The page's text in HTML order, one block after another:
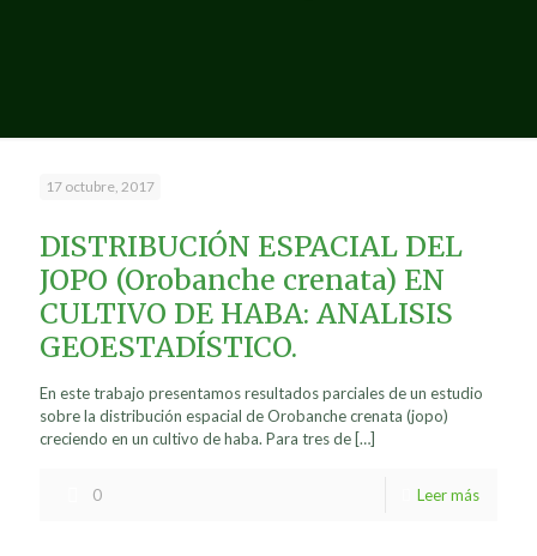
17 octubre, 2017
DISTRIBUCIÓN ESPACIAL DEL
JOPO (Orobanche crenata) EN
CULTIVO DE HABA: ANALISIS
GEOESTADÍSTICO.
En este trabajo presentamos resultados parciales de un estudio
sobre la distribución espacial de Orobanche crenata (jopo)
creciendo en un cultivo de haba. Para tres de […]
0 Leer más